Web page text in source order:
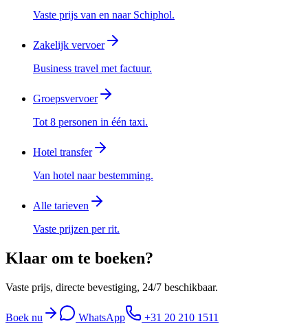
Vaste prijs van en naar Schiphol.
Zakelijk vervoer
Business travel met factuur.
Groepsvervoer
Tot 8 personen in één taxi.
Hotel transfer
Van hotel naar bestemming.
Alle tarieven
Vaste prijzen per rit.
Klaar om te boeken?
Vaste prijs, directe bevestiging, 24/7 beschikbaar.
Boek nu WhatsApp +31 20 210 1511